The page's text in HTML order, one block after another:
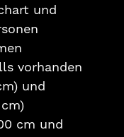
und
vorhanden
und
cm und